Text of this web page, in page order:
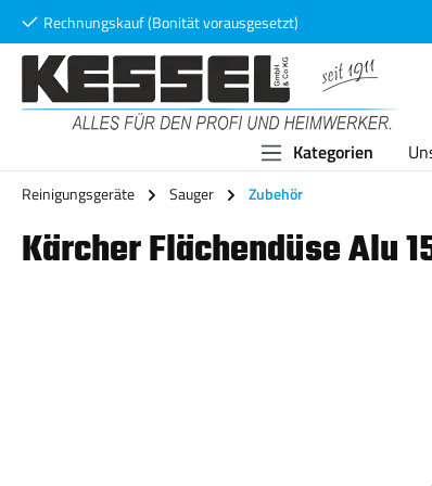
Hauptinhalt springen
Zur Suche springen
Zur Hauptnavigation springen
Rechnungskauf (Bonität vorausgesetzt)
Kategorien
Reinigungsgeräte Sauger Zubehör
Kärcher Flächendüse Alu